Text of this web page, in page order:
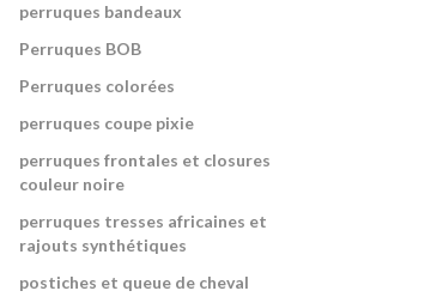
perruques bandeaux
Perruques BOB
Perruques colorées
perruques coupe pixie
perruques frontales et closures
couleur noire
perruques tresses africaines et
rajouts synthétiques
postiches et queue de cheval